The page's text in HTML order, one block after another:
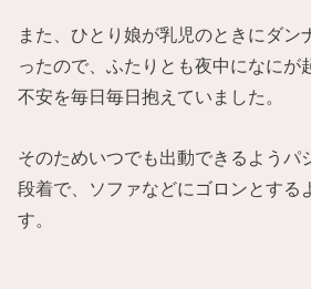
また、ひとり娘が乳児のときにダン
ったので、ふたりとも夜中になにが
不安を毎日毎日抱えていました。
そのためいつでも出動できるようパ
段着で、ソファなどにゴロンとする
す。